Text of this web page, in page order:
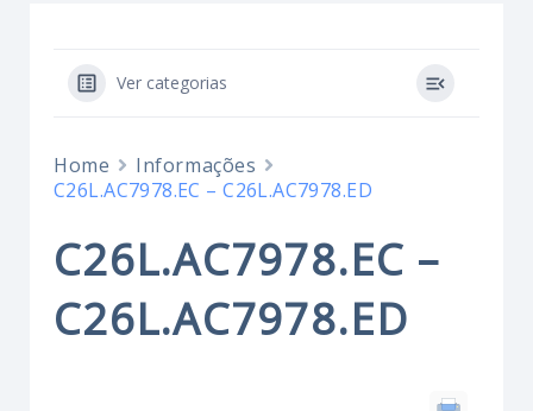
Ver categorias
Home
Informações
C26L.AC7978.EC – C26L.AC7978.ED
C26L.AC7978.EC –
C26L.AC7978.ED